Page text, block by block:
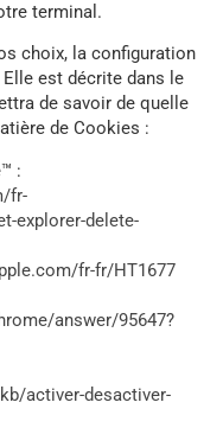
terminal.
choix, la configuration
est décrite dans le
de savoir de quelle
de Cookies :
:
fr-
explorer-delete-
fr-fr/HT1677
answer/95647?
activer-desactiver-